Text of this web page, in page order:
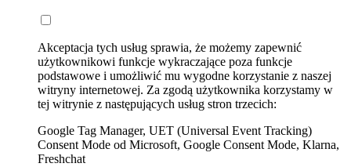
Akceptacja tych usług sprawia, że możemy zapewnić
użytkownikowi funkcje wykraczające poza funkcje
podstawowe i umożliwić mu wygodne korzystanie z naszej
witryny internetowej. Za zgodą użytkownika korzystamy w
tej witrynie z następujących usług stron trzecich:
Google Tag Manager, UET (Universal Event Tracking)
Consent Mode od Microsoft, Google Consent Mode, Klarna,
Freshchat